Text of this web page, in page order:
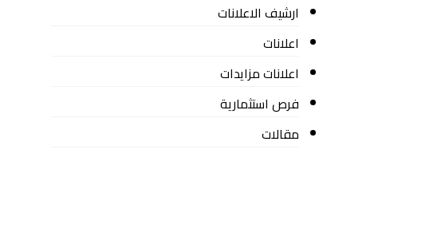
ارشيف الاعلانات
اعلانات
اعلانات مزايدات
فرص استثمارية
مقالات